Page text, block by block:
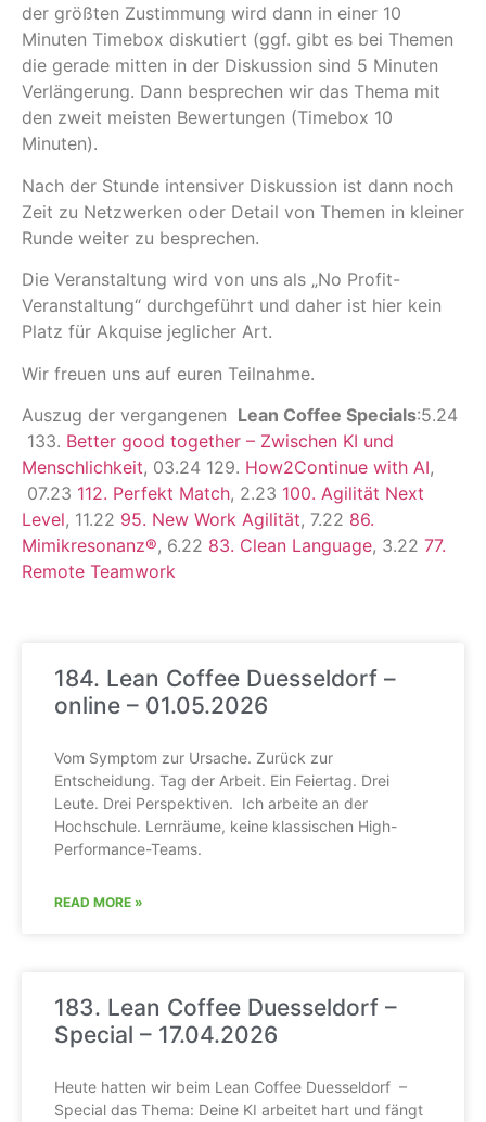
der größten Zustimmung wird dann in einer 10
Minuten Timebox diskutiert (ggf. gibt es bei Themen
die gerade mitten in der Diskussion sind 5 Minuten
Verlängerung. Dann besprechen wir das Thema mit
den zweit meisten Bewertungen (Timebox 10
Minuten).
Nach der Stunde intensiver Diskussion ist dann noch
Zeit zu Netzwerken oder Detail von Themen in kleiner
Runde weiter zu besprechen.
Die Veranstaltung wird von uns als „No Profit-
Veranstaltung“ durchgeführt und daher ist hier kein
Platz für Akquise jeglicher Art.
Wir freuen uns auf euren Teilnahme.
Auszug der vergangenen Lean Coffee Specials:5.24
133. Better good together – Zwischen KI und
Menschlichkeit, 03.24 129. How2Continue with AI,
07.23 112. Perfekt Match, 2.23 100. Agilität Next
Level, 11.22 95. New Work Agilität, 7.22 86.
Mimikresonanz®, 6.22 83. Clean Language, 3.22 77.
Remote Teamwork
184. Lean Coffee Duesseldorf –
online – 01.05.2026
Vom Symptom zur Ursache. Zurück zur
Entscheidung. Tag der Arbeit. Ein Feiertag. Drei
Leute. Drei Perspektiven. Ich arbeite an der
Hochschule. Lernräume, keine klassischen High-
Performance-Teams.
READ MORE »
183. Lean Coffee Duesseldorf –
Special – 17.04.2026
Heute hatten wir beim Lean Coffee Duesseldorf –
Special das Thema: Deine KI arbeitet hart und fängt